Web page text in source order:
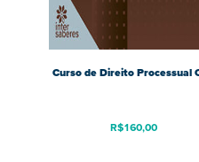
Curso de Direito Processual
R$160,00